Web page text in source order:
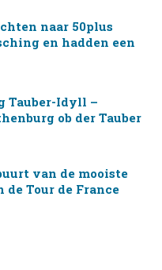
naar 50plus
en hadden een
Tauber-Idyll –
ob der Tauber
van de mooiste
Tour de France